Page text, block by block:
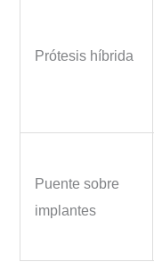
Prótesis híbrida
Puente sobre
implantes